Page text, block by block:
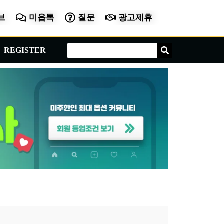
미옵톡 질문 광고제휴
REGISTER Search